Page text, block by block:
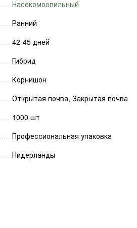
Насекомоопильный
Ранний
42-45 дней
Гибрид
Корнишон
Открытая почва, Закрытая почва
1000 шт
Профессиональная упаковка
Нидерланды